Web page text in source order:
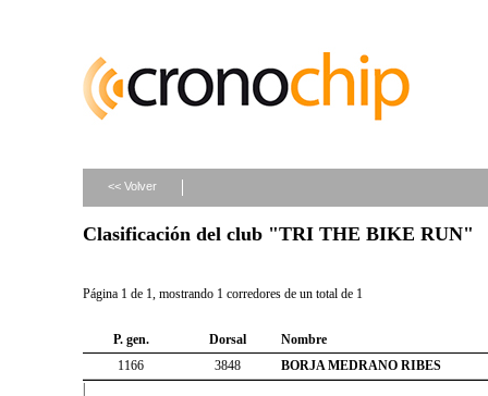
<< Volver
Clasificación del club "TRI THE BIKE RUN"
Página 1 de 1, mostrando 1 corredores de un total de 1
P. gen. Dorsal
Nombre
1166
3848
BORJA MEDRANO RIBES
|